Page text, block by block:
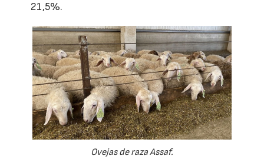
21,5%.
Ovejas de raza Assaf.